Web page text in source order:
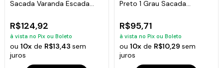
Sacada Varanda Escada
R$124,92
à vista no Pix ou Boleto
ou10x de R$13,43sem
juros
Preto 1 Grau Sacada
R$95,71
à vista no Pix ou Boleto
ou 10xde R$10,29 sem
juros